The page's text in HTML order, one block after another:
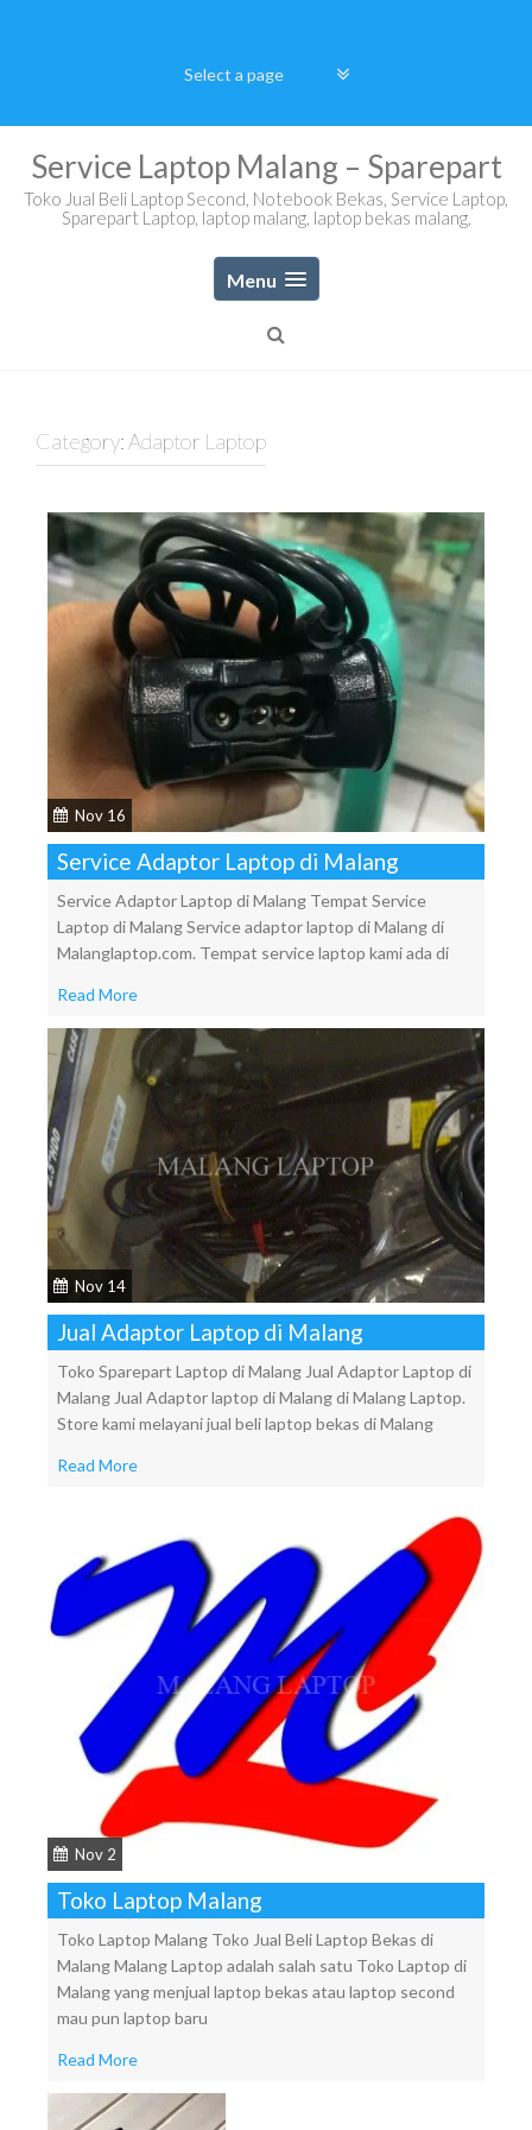
Service Laptop Malang – Sparepart
Toko Jual Beli Laptop Second, Notebook Bekas, Service Laptop,
Sparepart Laptop, laptop malang, laptop bekas malang,
Menu
Category:Adaptor Laptop
Nov 16
Service Adaptor Laptop di Malang
Service Adaptor Laptop di Malang Tempat Service
Laptop di Malang Service adaptor laptop di Malang di
Malanglaptop.com. Tempat service laptop kami ada di
Read More
Nov 14
Jual Adaptor Laptop di Malang
Toko Sparepart Laptop di Malang Jual Adaptor Laptop di
Malang Jual Adaptor laptop di Malang di Malang Laptop.
Store kami melayani jual beli laptop bekas di Malang
Read More
Nov 2
Toko Laptop Malang
Toko Laptop Malang Toko Jual Beli Laptop Bekas di
Malang Malang Laptop adalah salah satu Toko Laptop di
Malang yang menjual laptop bekas atau laptop second
mau pun laptop baru
Read More